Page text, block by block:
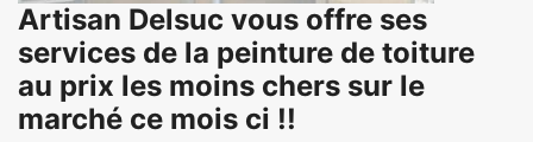
Artisan Delsuc vous offre ses
services de la peinture de toiture
au prix les moins chers sur le
marché ce mois ci !!